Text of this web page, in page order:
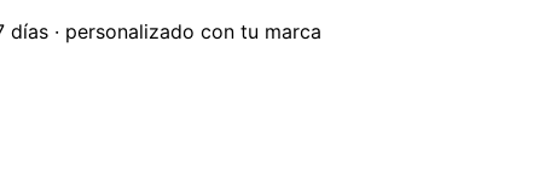
días · personalizado con tu marca